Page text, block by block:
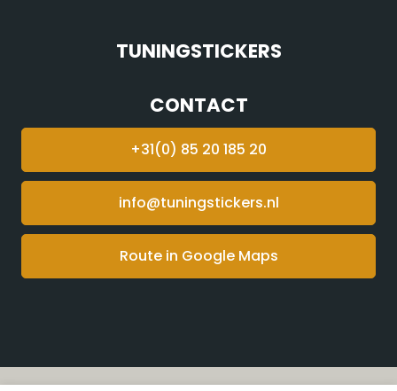
TUNINGSTICKERS
CONTACT
+31(0) 85 20 185 20
info@tuningstickers.nl
Route in Google Maps